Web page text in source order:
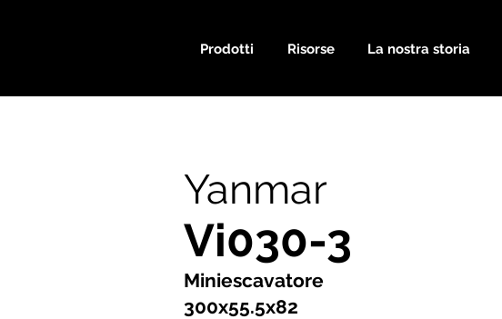
Prodotti Risorse La nostra storia
Yanmar
Vi030-3
Miniescavatore
300x55.5x82